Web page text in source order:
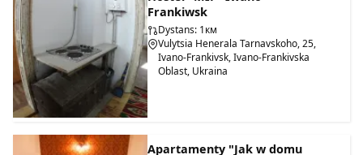
Frankiwsk
Dystans: 1км
Vulytsia Henerala Tarnavskoho, 25,
Ivano-Frankivsk, Ivano-Frankivska
Oblast, Ukraina
Apartamenty "Jak w domu